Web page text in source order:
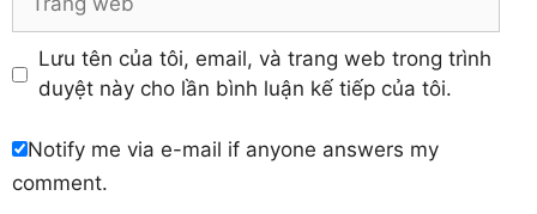
Lưu tên của tôi, email, và trang web trong trình
duyệt này cho lần bình luận kế tiếp của tôi.
Notify me via e-mail if anyone answers my
comment.